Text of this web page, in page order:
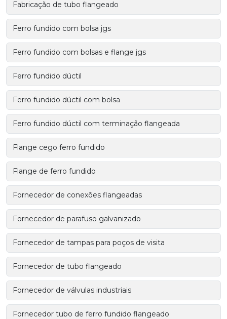
Fabricação de tubo flangeado
Ferro fundido com bolsa jgs
Ferro fundido com bolsas e flange jgs
Ferro fundido dúctil
Ferro fundido dúctil com bolsa
Ferro fundido dúctil com terminação flangeada
Flange cego ferro fundido
Flange de ferro fundido
Fornecedor de conexões flangeadas
Fornecedor de parafuso galvanizado
Fornecedor de tampas para poços de visita
Fornecedor de tubo flangeado
Fornecedor de válvulas industriais
Fornecedor tubo de ferro fundido flangeado